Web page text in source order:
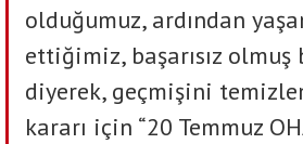
olduğumuz, ardından
ettiğimiz, başarısız
diyerek, geçmişini
kararı için “20 Temmuz